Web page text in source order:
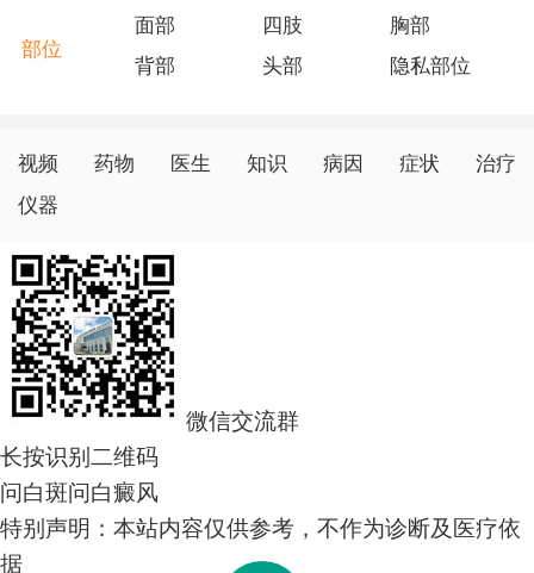
态。减少焦虑和压力也对疾病的治疗和恢复有积极的影
响。
高治疗并建议患者在治疗的同时关注工作、家庭和生活等
角度。尽管硫代硫酸钠在治疗白癜风中的治疗结果有待进
良好的心态，与医生密切合作，共同制定个体化的治疗方
案。
部位
面部 四肢
胸部
背部
头部 隐私部位
视频 药物 医生 知识 病因 症状
治疗
仪器
微信交流群
长按识别二维码
问白斑问白癜风
特别声明：本站内容仅供参考，不作为诊断及医疗依
据